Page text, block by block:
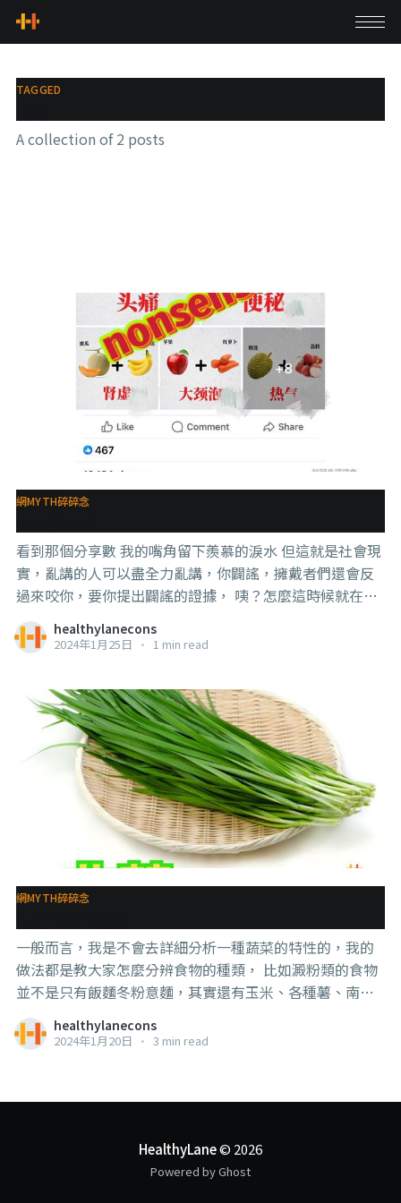
TAGGED
A collection of 2 posts
網MYTH碎碎念
看到那個分享數 我的嘴角留下羨慕的淚水 但這就是社會現
實，亂講的人可以盡全力亂講，你闢謠，擁戴者們還會反
過來咬你，要你提出闢謠的證據， 咦？怎麼這時候就在乎
證據了咧？ 所以我也不是吃飽得空發這篇的蛤，只是問我
裡面講的東西是不是真的的人太多了，我這樣可以在有人
腦上網 #韭菜營養學 #知識就是力量
healthylanecons
2024年1月25日 • 1 min read
網MYTH碎碎念
一般而言，我是不會去詳細分析一種蔬菜的特性的，我的
做法都是教大家怎麼分辨食物的種類， 比如澱粉類的食物
並不是只有飯麵冬粉意麵，其實還有玉米、各種薯、南瓜
等， 比如蛋白質就是肉、魚、豆、蛋、奶， 比如紅肉白肉
怎麼分辨， 比如瓜果類可以用食用方式和吸收的營養素來
（會不會成還不知道），策劃人問了我蠻多這類問題，就
劃人是說，這樣可以幫大眾提高多一點認識，也對使用和
食用那些食材多一點興趣，何樂而不為？ 好，我想也是，
healthylanecons
2024年1月20日 • 3 min read
HealthyLane© 2026
Powered by Ghost